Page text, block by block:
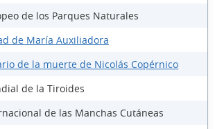
de los Parques Naturales
de María Auxiliadora
de la muerte de Nicolás Copérnico
de la Tiroides
de las Manchas Cutáneas